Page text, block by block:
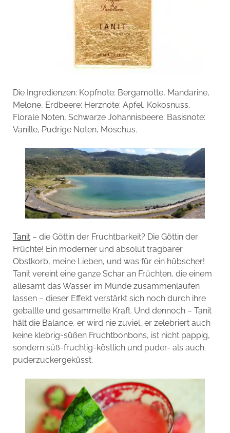
Die Ingredienzen: Kopfnote: Bergamotte, Mandarine,
Melone, Erdbeere; Herznote: Apfel, Kokosnuss,
Florale Noten, Schwarze Johannisbeere; Basisnote:
Vanille, Pudrige Noten, Moschus.
Tanit– die Göttin der Fruchtbarkeit? Die Göttin der
Früchte! Ein moderner und absolut tragbarer
Obstkorb, meine Lieben, und was für ein hübscher!
Tanit vereint eine ganze Schar an Früchten, die einem
allesamt das Wasser im Munde zusammenlaufen
lassen – dieser Effekt verstärkt sich noch durch ihre
geballte und gesammelte Kraft. Und dennoch – Tanit
hält die Balance, er wird nie zuviel, er zelebriert auch
keine klebrig-süßen Fruchtbonbons, ist nicht pappig,
sondern süß-fruchtig-köstlich und puder- als auch
puderzuckergeküsst.